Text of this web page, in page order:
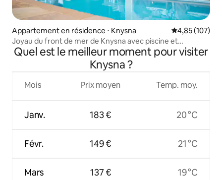
Appartement en résidence ⋅ Knysna Évaluation
4,85 (107)
Joyau du front de mer de Knysna avec piscine et
mouillage
Quel est le meilleur moment pour visiter
Knysna ?
Mois
Janv.
Févr.
Mars
Prix moyen
183 €
149 €
137 €
Temp. moy.
20 °C
21 °C
19 °C